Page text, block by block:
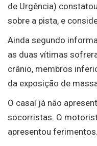
de Urgência)
sobre a pista, e
Ainda segundo
as duas vítimas
crânio, membros
da exposição de
O casal já não
socorristas. O
apresentou ferimentos.